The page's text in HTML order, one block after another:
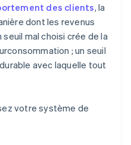
des clients, la
dont les revenus
seuil mal choisi crée de la
; un seuil
avec laquelle tout
votre système de